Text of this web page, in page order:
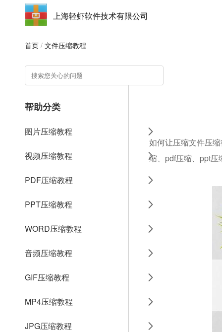
上海轻虾软件技术有限公司
首页 / 文件压缩教程
帮助分类
图片压缩教程
视频压缩教程
PDF压缩教程
PPT压缩教程
WORD压缩教程
音频压缩教程
GIF压缩教程
MP4压缩教程
JPG压缩教程
如何让压缩文件压
缩、pdf压缩、ppt